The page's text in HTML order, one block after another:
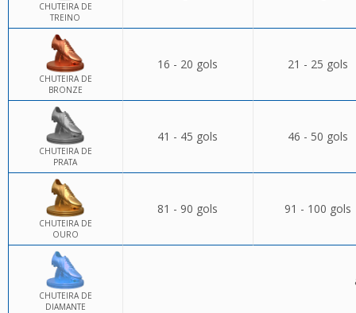
CHUTEIRA DE
TREINO
CHUTEIRA DE
BRONZE
16 - 20 gols 21 - 25 gols
CHUTEIRA DE
PRATA
41 - 45 gols 46 - 50 gols
CHUTEIRA DE
OURO
81 - 90 gols 91 - 100 gols
CHUTEIRA DE
DIAMANTE